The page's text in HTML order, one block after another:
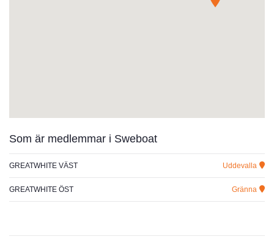
Som är medlemmar i Sweboat
GREATWHITE VÄST Uddevalla
GREATWHITE ÖST Gränna